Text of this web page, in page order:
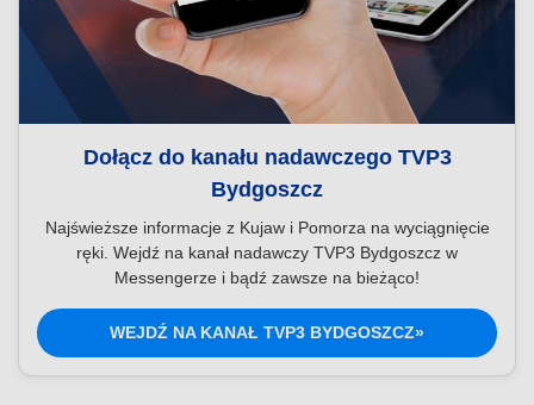
Dołącz do kanału nadawczego TVP3
Bydgoszcz
Najświeższe informacje z Kujaw i Pomorza na wyciągnięcie
ręki. Wejdź na kanał nadawczy TVP3 Bydgoszcz w
Messengerze i bądź zawsze na bieżąco!
WEJDŹ NA KANAŁ TVP3 BYDGOSZCZ»